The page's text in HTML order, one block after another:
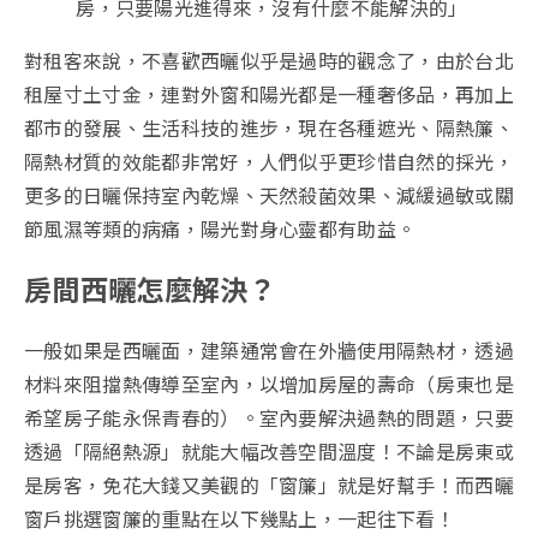
房，只要陽光進得來，沒有什麼不能解決的」
對租客來說，不喜歡西曬似乎是過時的觀念了，由於台北
租屋寸土寸金，連對外窗和陽光都是一種奢侈品，再加上
都市的發展、生活科技的進步，現在各種遮光、隔熱簾、
隔熱材質的效能都非常好，人們似乎更珍惜自然的採光，
更多的日曬保持室內乾燥、天然殺菌效果、減緩過敏或關
節風濕等類的病痛，陽光對身心靈都有助益。
房間西曬怎麼解決？
一般如果是西曬面，建築通常會在外牆使用隔熱材，透過
材料來阻擋熱傳導至室內，以增加房屋的壽命（房東也是
希望房子能永保青春的）。室內要解決過熱的問題，只要
透過「隔絕熱源」就能大幅改善空間溫度！不論是房東或
是房客，免花大錢又美觀的「窗簾」就是好幫手！而西曬
窗戶挑選窗簾的重點在以下幾點上，一起往下看！